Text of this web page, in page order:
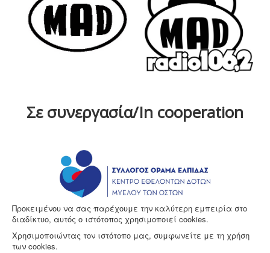
Σε συνεργασία/In cooperation
Προκειμένου να σας παρέχουμε την καλύτερη εμπειρία στο
διαδίκτυο, αυτός ο ιστότοπος χρησιμοποιεί cookies.
Χρησιμοποιώντας τον ιστότοπο μας, συμφωνείτε με τη χρήση
των cookies.